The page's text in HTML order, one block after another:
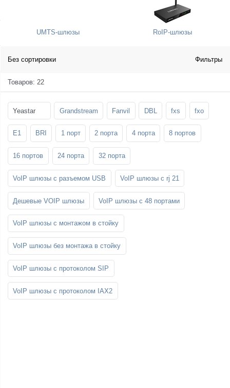
UMTS-шлюзы RoIP-шлюзы
Без сортировки Фильтры
Товаров: 22
Yeastar Grandstream Fanvil DBL fxs fxo
E1 BRI 1 порт 2 порта 4 порта 8 портов
16 портов 24 порта 32 порта
VoIP шлюзы с разъемом USB VoIP шлюзы с rj 21
Дешевые VOIP шлюзы VoIP шлюзы с 48 портами
VoIP шлюзы с монтажом в стойку
VoIP шлюзы без монтажа в стойку
VoIP шлюзы с протоколом SIP
VoIP шлюзы с протоколом IAX2
3G/4G LTE и ADSL модемы
Мобильные телефоны